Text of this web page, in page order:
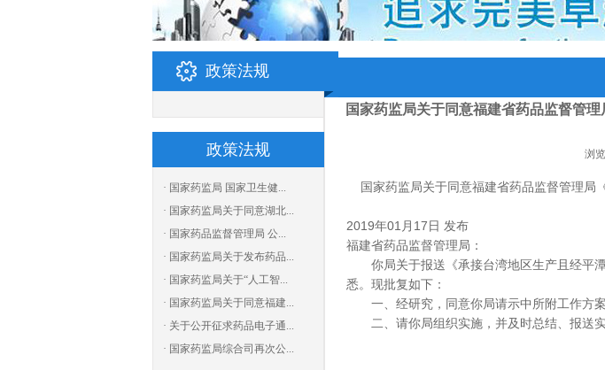
政策法规
政策法规
· 国家药监局 国家卫生健...
· 国家药监局关于同意湖北...
· 国家药品监督管理局 公...
· 国家药监局关于发布药品...
· 国家药监局关于“人工智...
· 国家药监局关于同意福建...
· 关于公开征求药品电子通...
· 国家药监局综合司再次公...
国家药监局关于同意福建省药品监督管
浏
国家药监局关于同意福建省药品监督管理局
2019年01月17日 发布
福建省药品监督管理局：
你局关于报送《承接台湾地区生产且经平潭
悉。现批复如下：
一、经研究，同意你局请示中所附工作方案
二、请你局组织实施，并及时总结、报送实